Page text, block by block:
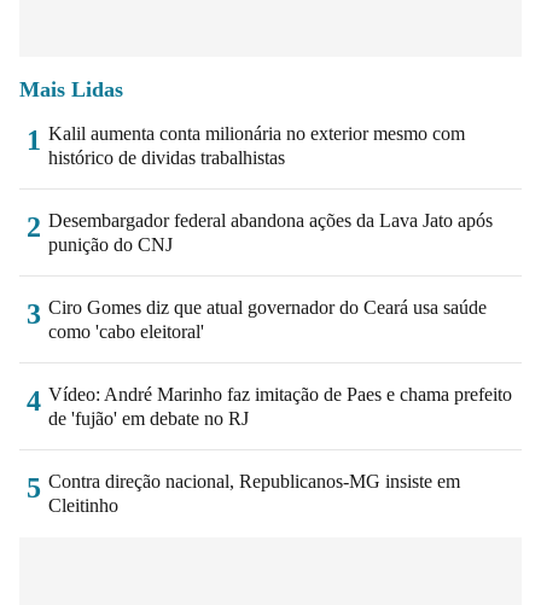
Mais Lidas
1 Kalil aumenta conta milionária no exterior mesmo com
histórico de dividas trabalhistas
2 Desembargador federal abandona ações da Lava Jato após
punição do CNJ
3 Ciro Gomes diz que atual governador do Ceará usa saúde
como 'cabo eleitoral'
4 Vídeo: André Marinho faz imitação de Paes e chama prefeito
de 'fujão' em debate no RJ
5 Contra direção nacional, Republicanos-MG insiste em
Cleitinho